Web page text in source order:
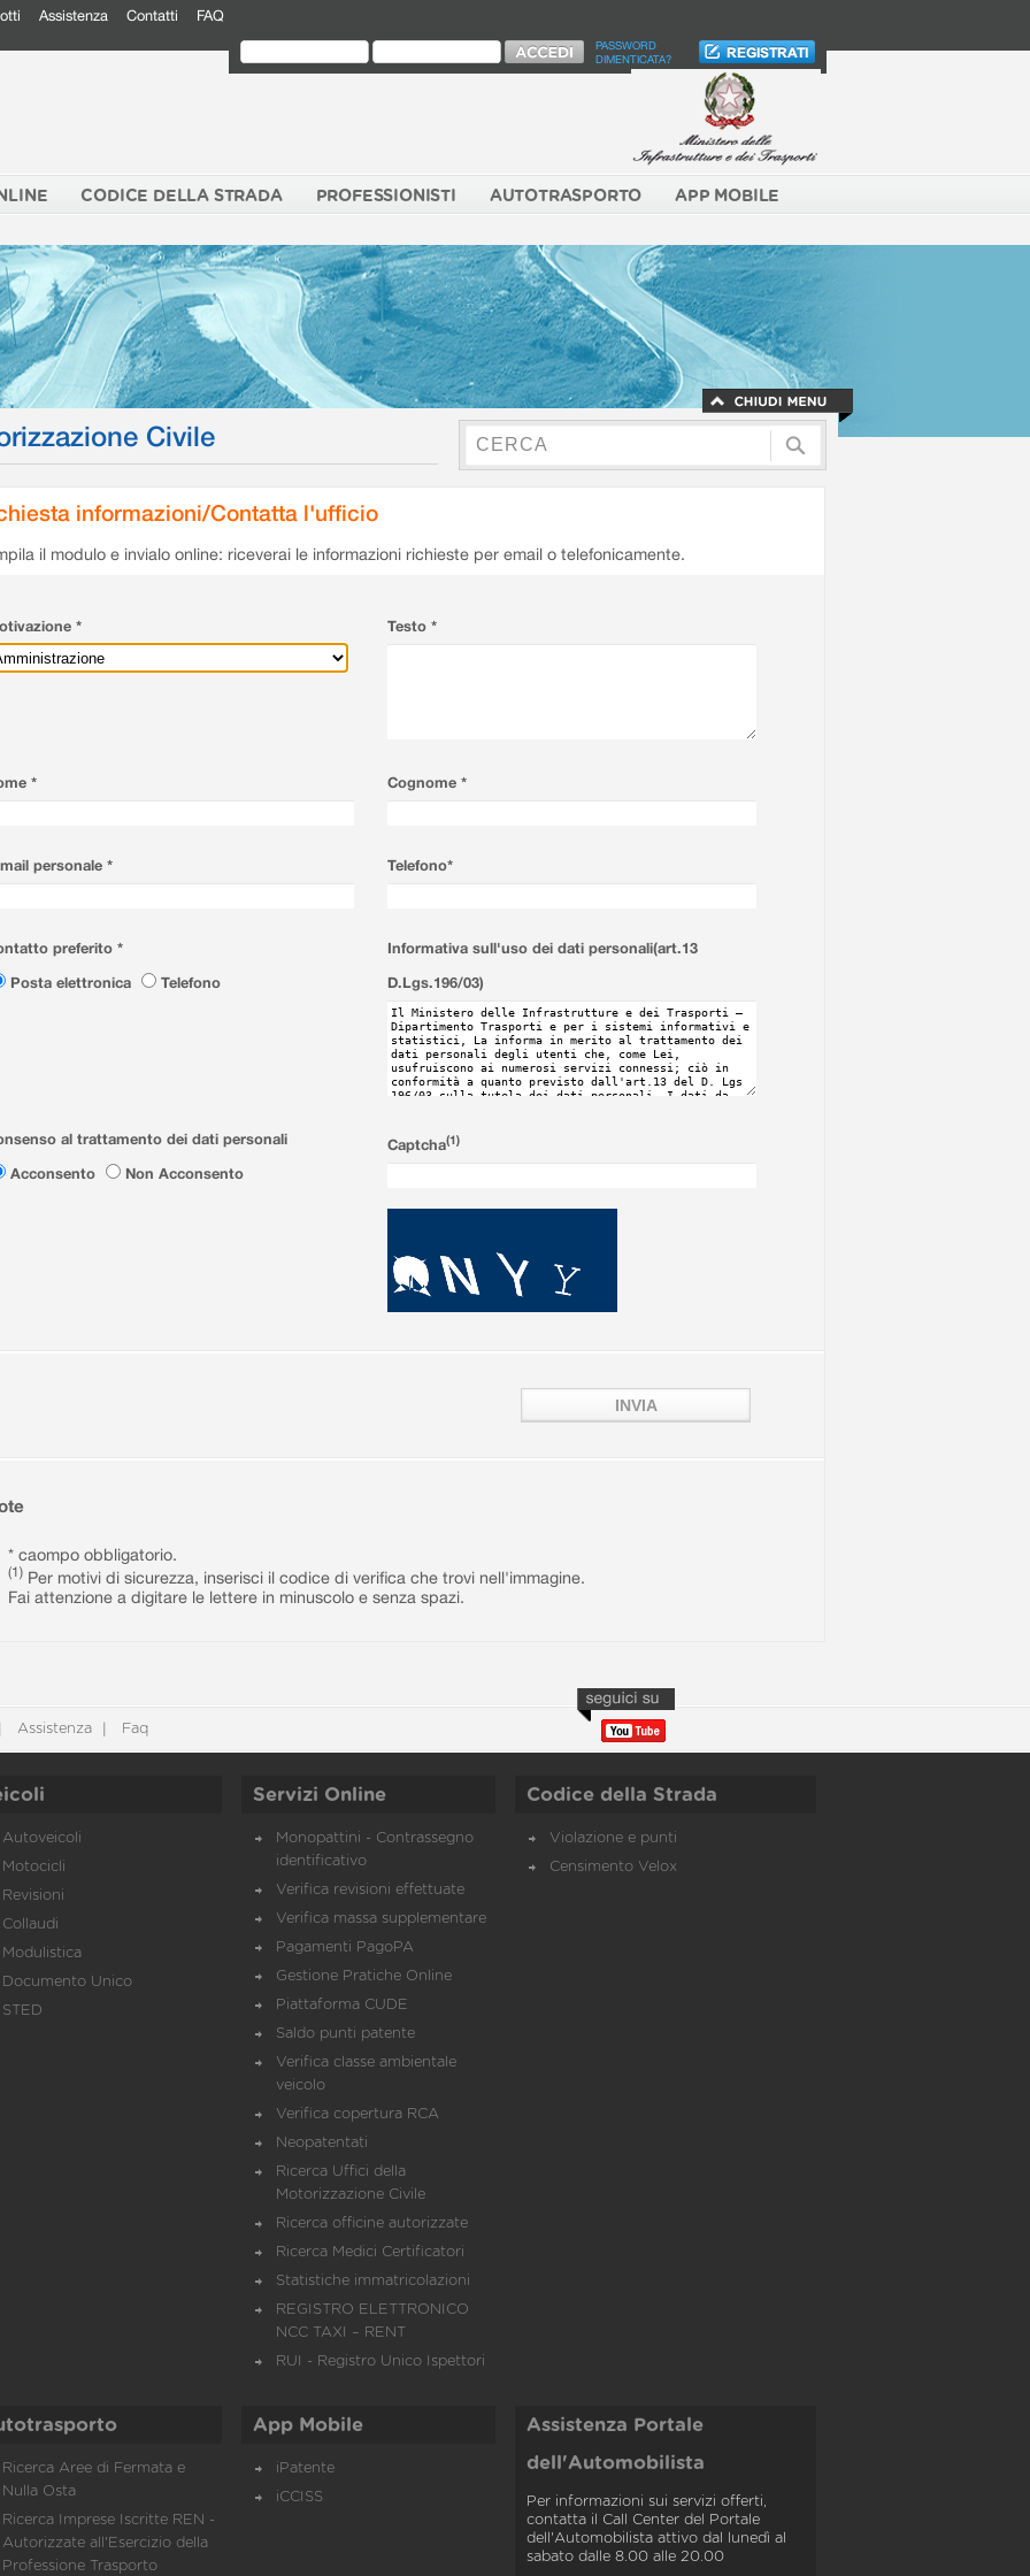
Assistenza Contatti FAQ
PASSWORD
DIMENTICATA?
CODICE DELLA STRADA PROFESSIONISTI AUTOTRASPORTO APP MOBILE
Civile
informazioni/Contatta l'ufficio
il modulo e invialo online: riceverai le informazioni richieste per email o telefonicamente.
* Testo *
* Cognome *
personale * Telefono*
preferito *
Posta elettronica
Telefono
Informativa sull'uso dei dati personali(art.13
D.Lgs.196/03)
al trattamento dei dati personali
Acconsento
Non Acconsento
Captcha(1)
* caompo obbligatorio.
(1) Per motivi di sicurezza, inserisci il codice di verifica che trovi nell'immagine.
Fai attenzione a digitare le lettere in minuscolo e senza spazi.
Assistenza Faq
Autoveicoli
Motocicli
Revisioni
Collaudi
Modulistica
Documento Unico
STED
Servizi Online
Monopattini - Contrassegno
identificativo
Verifica revisioni effettuate
Verifica massa supplementare
Pagamenti PagoPA
Gestione Pratiche Online
Piattaforma CUDE
Saldo punti patente
Verifica classe ambientale
veicolo
Verifica copertura RCA
Neopatentati
Ricerca Uffici della
Motorizzazione Civile
Ricerca officine autorizzate
Ricerca Medici Certificatori
Statistiche immatricolazioni
REGISTRO ELETTRONICO
NCC TAXI – RENT
RUI - Registro Unico Ispettori
Codice della Strada
Violazione e punti
Censimento Velox
Ricerca Aree di Fermata e
Nulla Osta
Ricerca Imprese Iscritte REN -
Autorizzate all'Esercizio della
Professione Trasporto
App Mobile
iPatente
iCCISS
Assistenza Portale
dell'Automobilista
Per informazioni sui servizi offerti,
contatta il Call Center del Portale
dell'Automobilista attivo dal lunedì al
sabato dalle 8.00 alle 20.00